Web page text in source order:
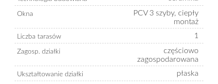
Okna
PCV 3 szyby, ciepły
montaż
Liczba tarasów 1
Zagosp. działki
częściowo
zagospodarowana
Ukształtowanie działki płaska